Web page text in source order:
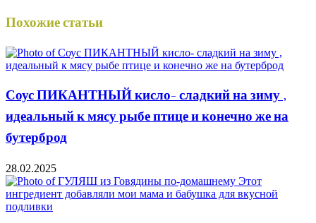
Похожие статьи
Соус ПИКАНТНЫЙ кисло- сладкий на зиму ,
идеальный к мясу рыбе птице и конечно же на
бутерброд
28.02.2025